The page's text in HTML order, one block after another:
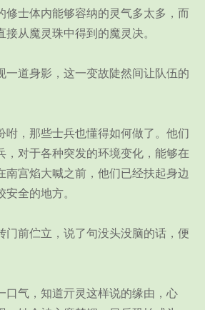
修士体内能够容纳的灵气多太多，而
接从魔灵珠中得到的魔灵决。
道身影，这一变故陡然间让队伍的
，那些士兵也懂得如何做了。他们
，对于各种突发的环境变化，能够在
南宫焰大喊之前，他们已经扶起身边
全的地方。
前伫立，说了句没头没脑的话，便
气，知道亓灵这样说的缘由，心